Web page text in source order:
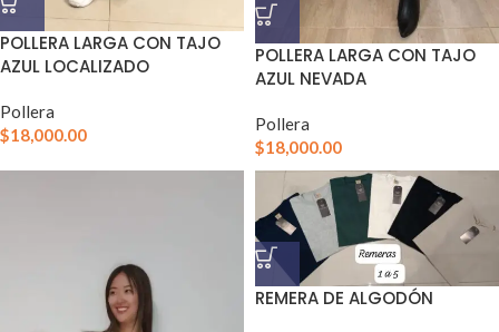
POLLERA LARGA CON TAJO
AZUL LOCALIZADO
Pollera
$18,000.00
POLLERA LARGA CON TAJO
AZUL NEVADA
Pollera
$18,000.00
REMERA DE ALGODÓN